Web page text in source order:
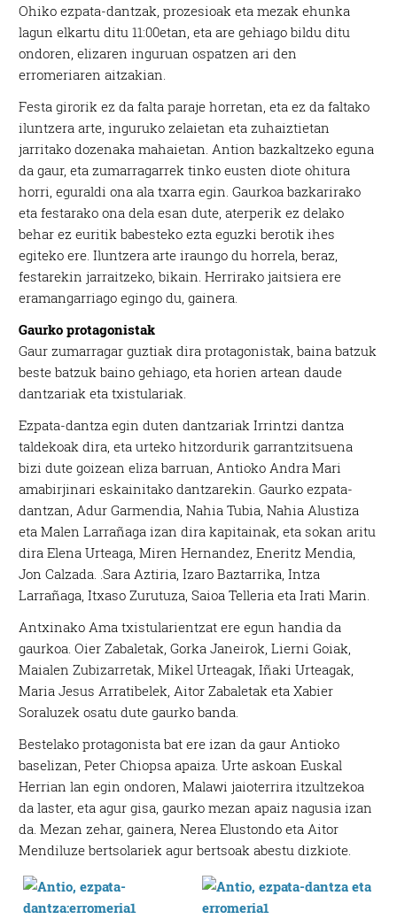
Ohiko ezpata-dantzak, prozesioak eta mezak ehunka
lagun elkartu ditu 11:00etan, eta are gehiago bildu ditu
ondoren, elizaren inguruan ospatzen ari den
erromeriaren aitzakian.
Festa girorik ez da falta paraje horretan, eta ez da faltako
iluntzera arte, inguruko zelaietan eta zuhaiztietan
jarritako dozenaka mahaietan. Antion bazkaltzeko eguna
da gaur, eta zumarragarrek tinko eusten diote ohitura
horri, eguraldi ona ala txarra egin. Gaurkoa bazkarirako
eta festarako ona dela esan dute, aterperik ez delako
behar ez euritik babesteko ezta eguzki berotik ihes
egiteko ere. Iluntzera arte iraungo du horrela, beraz,
festarekin jarraitzeko, bikain. Herrirako jaitsiera ere
eramangarriago egingo du, gainera.
Gaurko protagonistak
Gaur zumarragar guztiak dira protagonistak, baina batzuk
beste batzuk baino gehiago, eta horien artean daude
dantzariak eta txistulariak.
Ezpata-dantza egin duten dantzariak Irrintzi dantza
taldekoak dira, eta urteko hitzordurik garrantzitsuena
bizi dute goizean eliza barruan, Antioko Andra Mari
amabirjinari eskainitako dantzarekin. Gaurko ezpata-
dantzan, Adur Garmendia, Nahia Tubia, Nahia Alustiza
eta Malen Larrañaga izan dira kapitainak, eta sokan aritu
dira Elena Urteaga, Miren Hernandez, Eneritz Mendia,
Jon Calzada. .Sara Aztiria, Izaro Baztarrika, Intza
Larrañaga, Itxaso Zurutuza, Saioa Telleria eta Irati Marin.
Antxinako Ama txistularientzat ere egun handia da
gaurkoa. Oier Zabaletak, Gorka Janeirok, Lierni Goiak,
Maialen Zubizarretak, Mikel Urteagak, Iñaki Urteagak,
Maria Jesus Arratibelek, Aitor Zabaletak eta Xabier
Soraluzek osatu dute gaurko banda.
Bestelako protagonista bat ere izan da gaur Antioko
baselizan, Peter Chiopsa apaiza. Urte askoan Euskal
Herrian lan egin ondoren, Malawi jaioterrira itzultzekoa
da laster, eta agur gisa, gaurko mezan apaiz nagusia izan
da. Mezan zehar, gainera, Nerea Elustondo eta Aitor
Mendiluze bertsolariek agur bertsoak abestu dizkiote.